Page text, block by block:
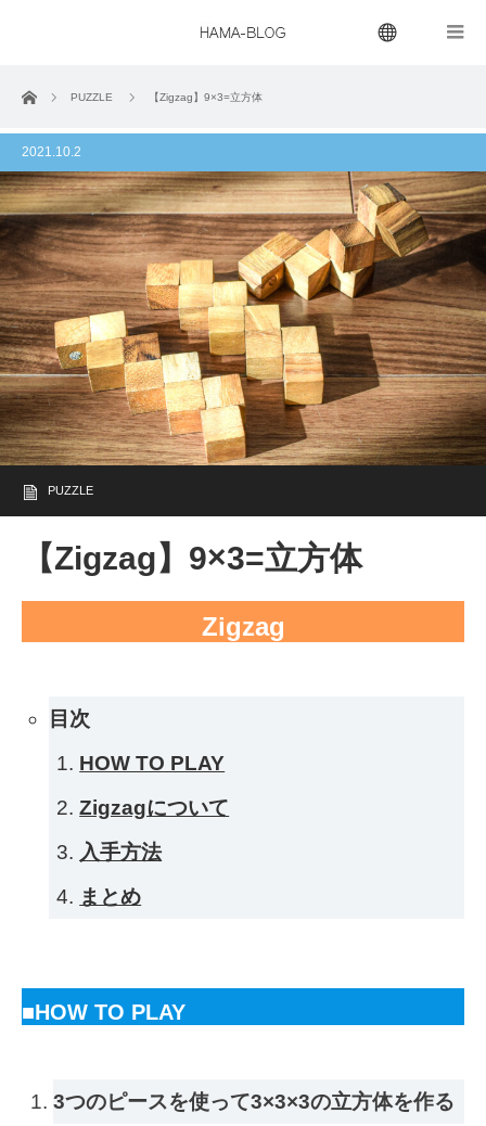
ホーム PUZZLE 【Zigzag】9×3=立方体
2021.10.2
PUZZLE
【Zigzag】9×3=立方体
Zigzag
目次
HOW TO PLAY
Zigzagについて
入手方法
まとめ
■HOW TO PLAY
3つのピースを使って3×3×3の立方体を作る